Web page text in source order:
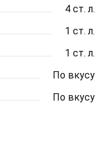
4 ст. л.
1 ст. л.
1 ст. л.
По вкусу
По вкусу